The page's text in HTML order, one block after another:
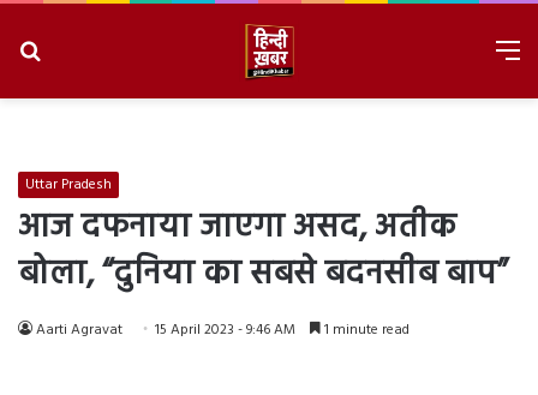
Uttar Pradesh
आज दफनाया जाएगा असद, अतीक
बोला, “दुनिया का सबसे बदनसीब बाप”
Aarti Agravat 15 April 2023 - 9:46 AM 1 minute read